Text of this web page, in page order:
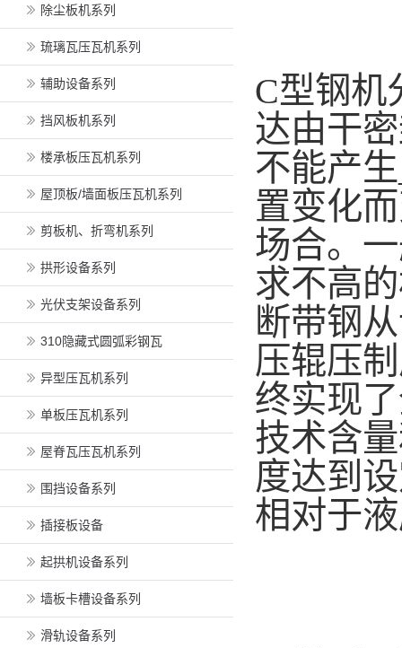
C型钢机
达由干
不能产
置变化
场合。
求不高
断带钢
压辊压
终实现
技术含
度达到
相对于
除尘板机系列
琉璃瓦压瓦机系列
辅助设备系列
挡风板机系列
楼承板压瓦机系列
屋顶板/墙面板压瓦机系列
剪板机、折弯机系列
拱形设备系列
光伏支架设备系列
310隐藏式圆弧彩钢瓦
异型压瓦机系列
单板压瓦机系列
屋脊瓦压瓦机系列
围挡设备系列
插接板设备
起拱机设备系列
墙板卡槽设备系列
滑轨设备系列